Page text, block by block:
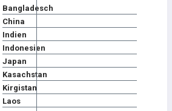
Bangladesch
China
Indien
Indonesien
Japan
Kasachstan
Kirgistan
Laos